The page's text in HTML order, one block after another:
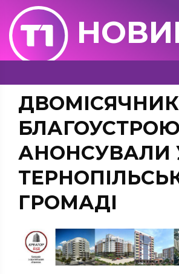
ДВОМІСЯЧНИК
БЛАГОУСТРОЮ
АНОНСУВАЛИ
ГРОМАДІ